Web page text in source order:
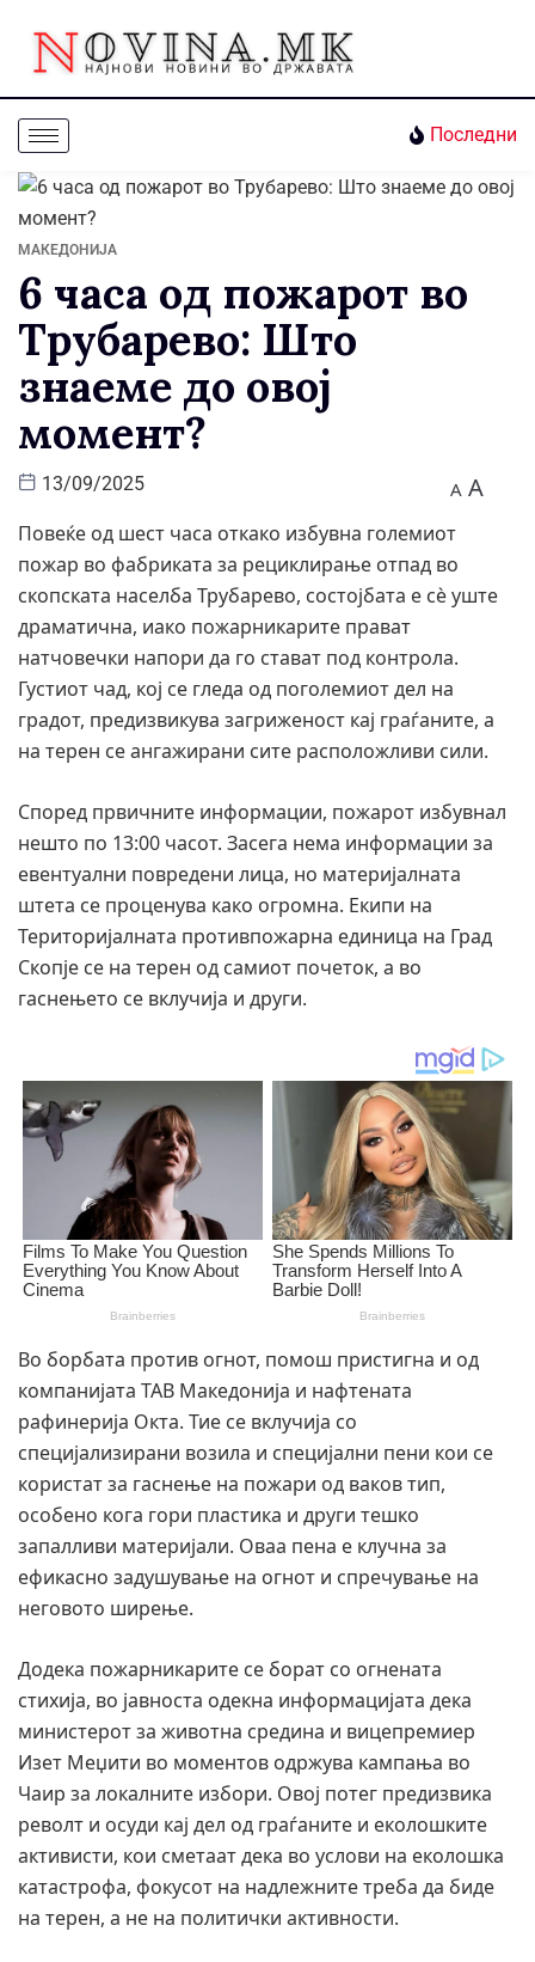
Последни
МАКЕДОНИЈА
6 часа од пожарот во
Трубарево: Што
знаеме до овој
момент?
13/09/2025 A A
Повеќе од шест часа откако избувна големиот
пожар во фабриката за рециклирање отпад во
скопската населба Трубарево, состојбата е сè уште
драматична, иако пожарникарите прават
натчовечки напори да го стават под контрола.
Густиот чад, кој се гледа од поголемиот дел на
градот, предизвикува загриженост кај граѓаните, а
на терен се ангажирани сите расположливи сили.
Според првичните информации, пожарот избувнал
нешто по 13:00 часот. Засега нема информации за
евентуални повредени лица, но материјалната
штета се проценува како огромна. Екипи на
Територијалната противпожарна единица на Град
Скопје се на терен од самиот почеток, а во
гаснењето се вклучија и други.
Во борбата против огнот, помош пристигна и од
компанијата ТАВ Македонија и нафтената
рафинерија Окта. Тие се вклучија со
специјализирани возила и специјални пени кои се
користат за гаснење на пожари од ваков тип,
особено кога гори пластика и други тешко
запалливи материјали. Оваа пена е клучна за
ефикасно задушување на огнот и спречување на
неговото ширење.
Додека пожарникарите се борат со огнената
стихија, во јавноста одекна информацијата дека
министерот за животна средина и вицепремиер
Изет Меџити во моментов одржува кампања во
Чаир за локалните избори. Овој потег предизвика
револт и осуди кај дел од граѓаните и еколошките
активисти, кои сметаат дека во услови на еколошка
катастрофа, фокусот на надлежните треба да биде
на терен, а не на политички активности.